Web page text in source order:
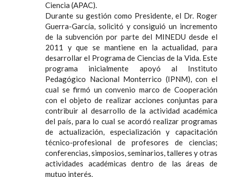
Ciencia (APAC).
Durante su gestión como Presidente, el Dr. Roger
Guerra-García, solicitó y consiguió un incremento
de la subvención por parte del MINEDU desde el
2011 y que se mantiene en la actualidad, para
desarrollar el Programa de Ciencias de la Vida. Este
programa inicialmente apoyó al Instituto
Pedagógico Nacional Monterrico (IPNM), con el
cual se firmó un convenio marco de Cooperación
con el objeto de realizar acciones conjuntas para
contribuir al desarrollo de la actividad académica
del país, para lo cual se acordó realizar programas
de actualización, especialización y capacitación
técnico-profesional de profesores de ciencias;
conferencias, simposios, seminarios, talleres y otras
actividades académicas dentro de las áreas de
mutuo interés.